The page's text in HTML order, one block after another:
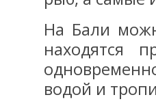
На Бали
находятся
водой и